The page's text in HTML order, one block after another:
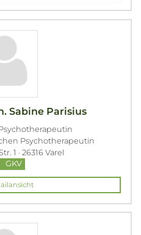
Sabine Parisius
Psychotherapeutin
1 · 26316 Varel
GKV